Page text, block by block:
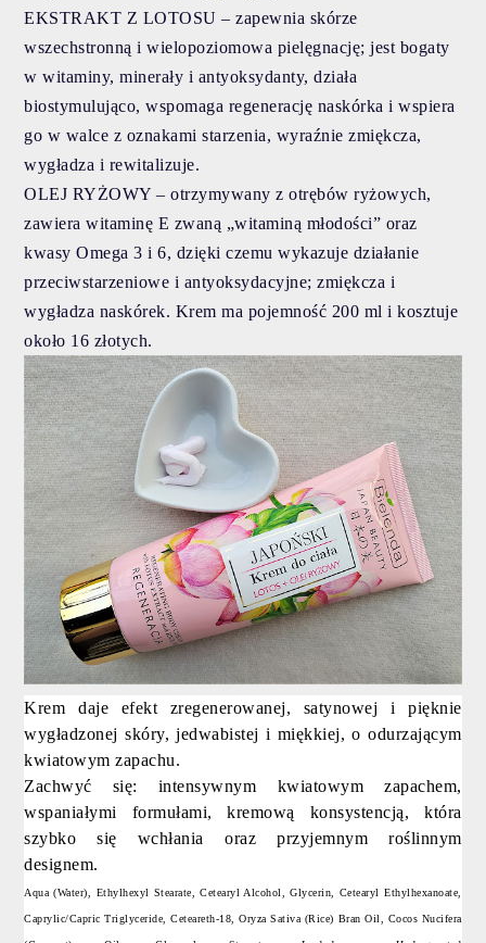
EKSTRAKT Z LOTOSU – zapewnia skórze
wszechstronną i wielopoziomowa pielęgnację; jest bogaty
w witaminy, minerały i antyoksydanty, działa
biostymulująco, wspomaga regenerację naskórka i wspiera
go w walce z oznakami starzenia, wyraźnie zmiękcza,
wygładza i rewitalizuje.
OLEJ RYŻOWY – otrzymywany z otrębów ryżowych,
zawiera witaminę E zwaną „witaminą młodości” oraz
kwasy Omega 3 i 6, dzięki czemu wykazuje działanie
przeciwstarzeniowe i antyoksydacyjne; zmiękcza i
wygładza naskórek. Krem ma pojemność 200 ml i kosztuje
około 16 złotych.
Krem daje efekt zregenerowanej, satynowej i pięknie
wygładzonej skóry, jedwabistej i miękkiej, o odurzającym
kwiatowym zapachu.
Zachwyć się: intensywnym kwiatowym zapachem,
wspaniałymi formułami, kremową konsystencją, która
szybko się wchłania oraz przyjemnym roślinnym
designem.
Aqua (Water), Ethylhexyl Stearate, Cetearyl Alcohol, Glycerin, Cetearyl Ethylhexanoate,
Caprylic/Capric Triglyceride, Ceteareth-18, Oryza Sativa (Rice) Bran Oil, Cocos Nucifera